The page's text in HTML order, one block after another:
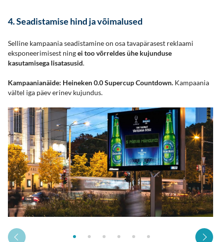
4. Seadistamise hind ja võimalused
Selline kampaania seadistamine on osa tavapärasest reklaami
eksponeerimisest ningei too võrreldes ühe kujunduse
kasutamisega lisatasusid.
Kampaanianäide: Heineken 0.0 Supercup Countdown. Kampaania
vältel iga päev erinev kujundus.